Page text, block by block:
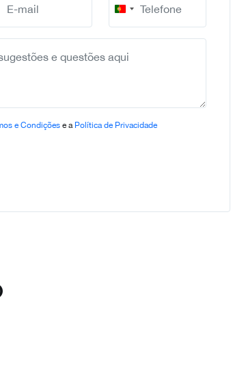
Portugal
+351
e Condições e a Política de Privacidade